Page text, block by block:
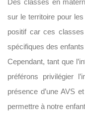
Des classes en
sur le territoire pour
positif car ces
spécifiques des
Cependant, tant que
préférons privilégier
présence d’une AVS
permettre à notre